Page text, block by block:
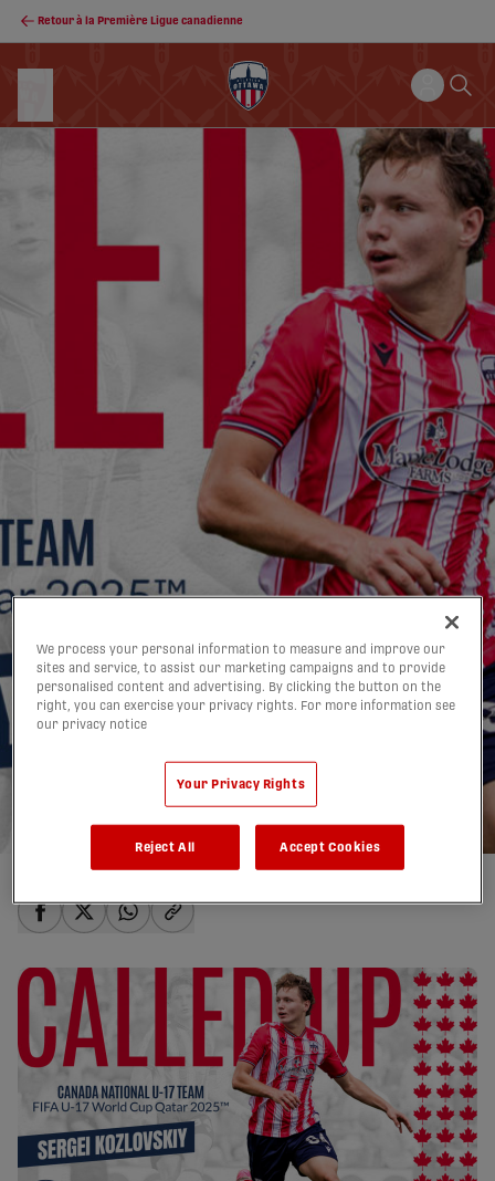
Retour à la Première Ligue canadienne
Kozlovskiy sélectionné
par Canada pour la
la FIFA, Qatar 2025™
We process your personal information to measure and improve our
sites and service, to assist our marketing campaigns and to provide
personalised content and advertising. By clicking the button on the
right, you can exercise your privacy rights. For more information see
our privacy notice
Your Privacy Rights
Reject All Accept Cookies